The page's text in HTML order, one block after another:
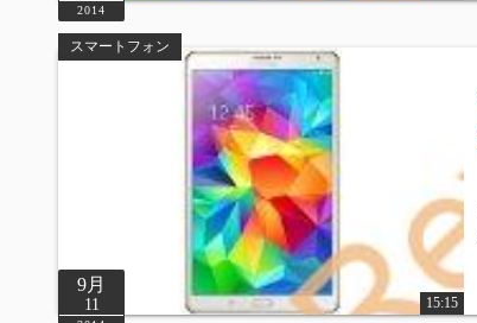
2014
スマートフォン
9月
11 15:15